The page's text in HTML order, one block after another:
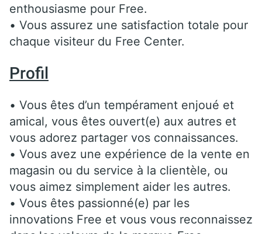
enthousiasme pour Free.
• Vous assurez une satisfaction totale pour
chaque visiteur du Free Center.
Profil
• Vous êtes d’un tempérament enjoué et
amical, vous êtes ouvert(e) aux autres et
vous adorez partager vos connaissances.
• Vous avez une expérience de la vente en
magasin ou du service à la clientèle, ou
vous aimez simplement aider les autres.
• Vous êtes passionné(e) par les
innovations Free et vous vous reconnaissez